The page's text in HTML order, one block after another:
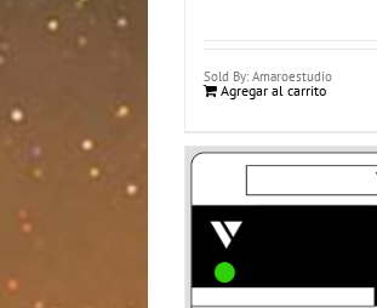
Sold By: Amaroestudio
Agregar al carrito